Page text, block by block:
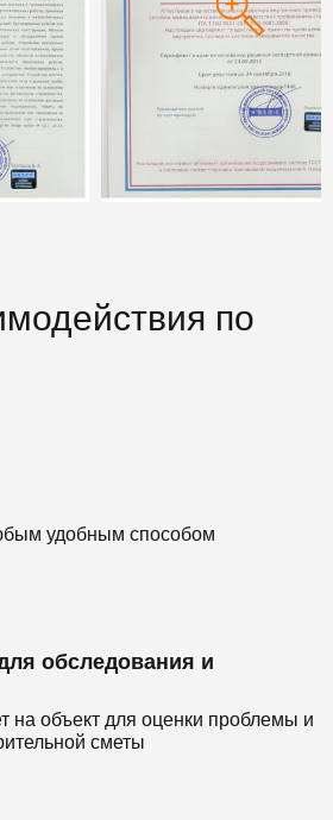
по
удобным способом
обследования и
на объект для оценки проблемы и
сметы